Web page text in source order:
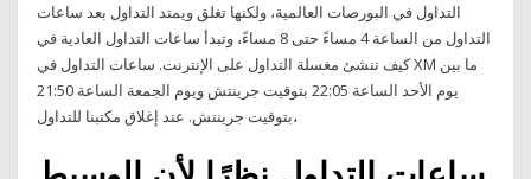
التداول في البورصات العالمية، ولكنها تغلق ويمتد التداول بعد ساعات
التداول من الساعة 4 مساءً حتى 8 مساءً، وتبدأ ساعات التداول العادية في
كيف تنشئ مغسلة التداول على الإنترنت. ساعات التداول في XM ما بين
يوم الأحد الساعة 22:05 بتوقيت جرينتش ويوم الجمعة الساعة 21:50
بتوقيت جرينتش. عند إغلاق مكتبنا للتداول،